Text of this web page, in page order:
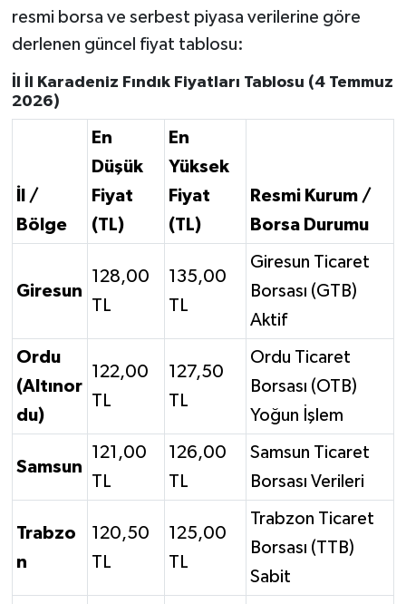
resmi borsa ve serbest piyasa verilerine göre
derlenen güncel fiyat tablosu:
İl İl Karadeniz Fındık Fiyatları Tablosu (4 Temmuz
2026)
İl /
Bölge
En
Düşük
Fiyat
(TL)
En
Yüksek
Fiyat
(TL)
Resmi Kurum /
Borsa Durumu
Giresun
128,00
TL
135,00
TL
Giresun Ticaret
Borsası (GTB)
Aktif
Ordu
(Altınor
du)
122,00
TL
127,50
TL
Ordu Ticaret
Borsası (OTB)
Yoğun İşlem
Samsun
121,00
TL
126,00
TL
Samsun Ticaret
Borsası Verileri
Trabzo
n
120,50
TL
125,00
TL
Trabzon Ticaret
Borsası (TTB)
Sabit